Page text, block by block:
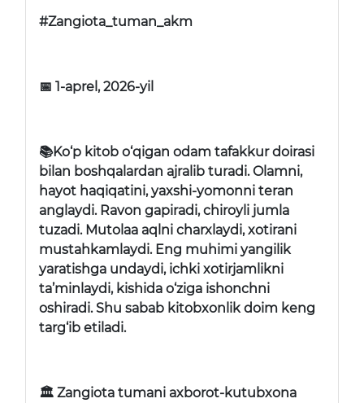
#Zangiota_tuman_akm
📅 1-aprel, 2026-yil
📚Ko‘p kitob o‘qigan odam tafakkur doirasi
bilan boshqalardan ajralib turadi. Olamni,
hayot haqiqatini, yaxshi-yomonni teran
anglaydi. Ravon gapiradi, chiroyli jumla
tuzadi. Mutolaa aqlni charxlaydi, xotirani
mustahkamlaydi. Eng muhimi yangilik
yaratishga undaydi, ichki xotirjamlikni
ta’minlaydi, kishida o‘ziga ishonchni
oshiradi. Shu sabab kitobxonlik doim keng
targ‘ib etiladi.
🏛 Zangiota tumani axborot-kutubxona